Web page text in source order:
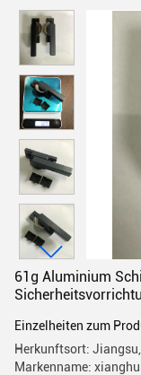
61g Aluminium
Einzelheiten zum
Herkunftsort:
Markenname: